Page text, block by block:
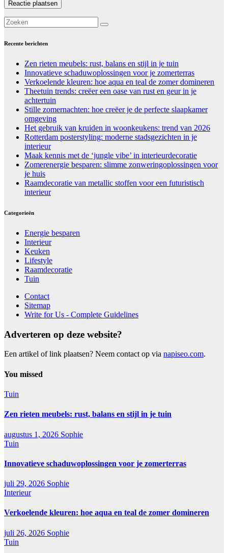
Recente berichten
Zen rieten meubels: rust, balans en stijl in je tuin
Innovatieve schaduwoplossingen voor je zomerterras
Verkoelende kleuren: hoe aqua en teal de zomer domineren
Theetuin trends: creëer een oase van rust en geur in je
achtertuin
Stille zomernachten: hoe creëer je de perfecte slaapkamer
omgeving
Het gebruik van kruiden in woonkeukens: trend van 2026
Rotterdam posterstyling: moderne stadsgezichten in je
interieur
Maak kennis met de ‘jungle vibe’ in interieurdecoratie
Zomerenergie besparen: slimme zonweringoplossingen voor
je huis
Raamdecoratie van metallic stoffen voor een futuristisch
interieur
Categorieën
Energie besparen
Interieur
Keuken
Lifestyle
Raamdecoratie
Tuin
Contact
Sitemap
Write for Us - Complete Guidelines
Adverteren op deze website?
Een artikel of link plaatsen? Neem contact op via napiseo.com.
You missed
Tuin
Zen rieten meubels: rust, balans en stijl in je tuin
augustus 1, 2026 Sophie
Tuin
Innovatieve schaduwoplossingen voor je zomerterras
juli 29, 2026 Sophie
Interieur
Verkoelende kleuren: hoe aqua en teal de zomer domineren
juli 26, 2026 Sophie
Tuin